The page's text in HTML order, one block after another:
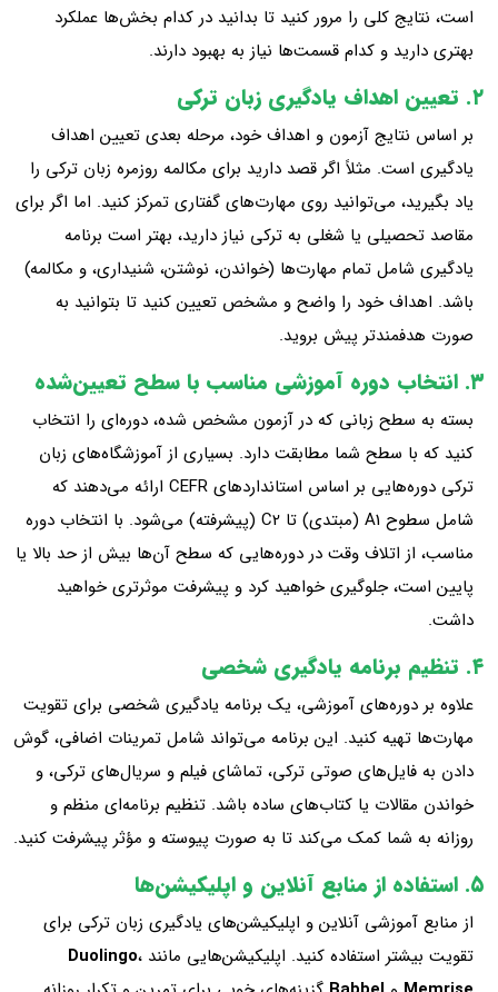
است، نتایج کلی را مرور کنید تا بدانید در کدام بخش‌ها عملکرد
بهتری دارید و کدام قسمت‌ها نیاز به بهبود دارند.
۲. تعیین اهداف یادگیری زبان ترکی
بر اساس نتایج آزمون و اهداف خود، مرحله بعدی تعیین اهداف
یادگیری است. مثلاً اگر قصد دارید برای مکالمه روزمره زبان ترکی را
یاد بگیرید، می‌توانید روی مهارت‌های گفتاری تمرکز کنید. اما اگر برای
مقاصد تحصیلی یا شغلی به ترکی نیاز دارید، بهتر است برنامه
یادگیری شامل تمام مهارت‌ها (خواندن، نوشتن، شنیداری، و مکالمه)
باشد. اهداف خود را واضح و مشخص تعیین کنید تا بتوانید به
صورت هدفمندتر پیش بروید.
۳. انتخاب دوره آموزشی مناسب با سطح تعیین‌شده
بسته به سطح زبانی که در آزمون مشخص شده، دوره‌ای را انتخاب
کنید که با سطح شما مطابقت دارد. بسیاری از آموزشگاه‌های زبان
ترکی دوره‌هایی بر اساس استانداردهای CEFR ارائه می‌دهند که
شامل سطوح A1 (مبتدی) تا C2 (پیشرفته) می‌شود. با انتخاب دوره
مناسب، از اتلاف وقت در دوره‌هایی که سطح آن‌ها بیش از حد بالا یا
پایین است، جلوگیری خواهید کرد و پیشرفت موثرتری خواهید
داشت.
۴. تنظیم برنامه یادگیری شخصی
علاوه بر دوره‌های آموزشی، یک برنامه یادگیری شخصی برای تقویت
مهارت‌ها تهیه کنید. این برنامه می‌تواند شامل تمرینات اضافی، گوش
دادن به فایل‌های صوتی ترکی، تماشای فیلم و سریال‌های ترکی، و
خواندن مقالات یا کتاب‌های ساده باشد. تنظیم برنامه‌ای منظم و
روزانه به شما کمک می‌کند تا به صورت پیوسته و مؤثر پیشرفت کنید.
۵. استفاده از منابع آنلاین و اپلیکیشن‌ها
از منابع آموزشی آنلاین و اپلیکیشن‌های یادگیری زبان ترکی برای
تقویت بیشتر استفاده کنید. اپلیکیشن‌هایی مانند Duolingo،